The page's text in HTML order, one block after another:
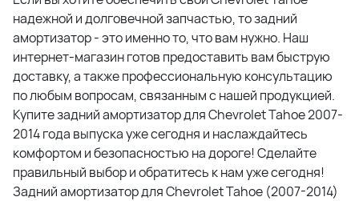
надежной и долговечной запчастью, то задний
амортизатор - это именно то, что вам нужно. Наш
интернет-магазин готов предоставить вам быструю
доставку, а также профессиональную консультацию
по любым вопросам, связанным с нашей продукцией.
Купите задний амортизатор для Chevrolet Tahoe 2007-
2014 года выпуска уже сегодня и наслаждайтесь
комфортом и безопасностью на дороге! Сделайте
правильный выбор и обратитесь к нам уже сегодня!
Задний амортизатор для Chevrolet Tahoe (2007-2014)